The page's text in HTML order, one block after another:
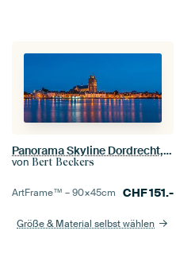
Panorama Skyline Dordrecht, Niederlande
von Bert Beckers
ArtFrame™ –90×45cm CHF151.-
Größe & Material selbst wählen